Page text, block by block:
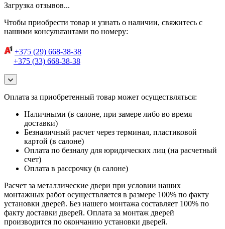
Загрузка отзывов...
Чтобы приобрести товар и узнать о наличии, свяжитесь с
нашими консультантами по номеру:
+375 (29) 668-38-38
+375 (33) 668-38-38
Оплата за приобретенный товар может осуществляться:
Наличными (в салоне, при замере либо во время
доставки)
Безналичный расчет через терминал, пластиковой
картой (в салоне)
Оплата по безналу для юридических лиц (на расчетный
счет)
Оплата в рассрочку (в салоне)
Расчет за металлические двери при условии наших
монтажных работ осуществляется в размере 100% по факту
установки дверей. Без нашего монтажа составляет 100% по
факту доставки дверей. Оплата за монтаж дверей
производится по окончанию установки дверей.